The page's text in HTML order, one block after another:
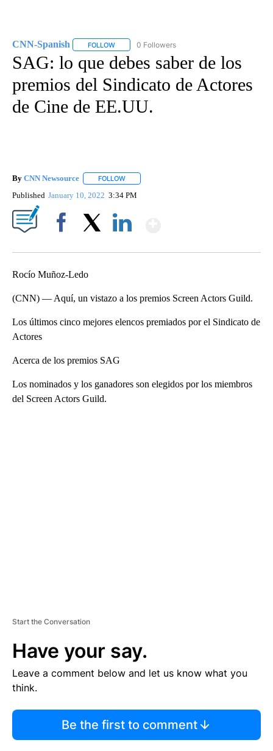
CNN-Spanish FOLLOW FOLLOW "CNN-SPANISH" TO RECEIVE
0 Followers
SAG: lo que debes saber de los
premios del Sindicato de Actores
de Cine de EE.UU.
By CNN Newsource FOLLOW
Published January 10, 2022 3:34 PM
Rocío Muñoz-Ledo
(CNN) — Aquí, un vistazo a los premios Screen Actors Guild.
Los últimos cinco mejores elencos premiados por el Sindicato de
Actores
Acerca de los premios SAG
Los nominados y los ganadores son elegidos por los miembros
del Screen Actors Guild.
Start the Conversation
Have your say.
Leave a comment below and let us know what you
think.
Be the first to comment